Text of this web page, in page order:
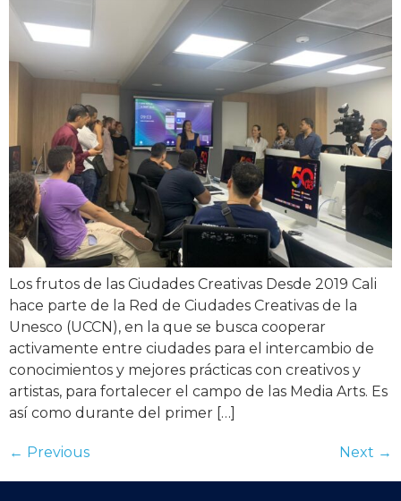
Los frutos de las Ciudades Creativas Desde 2019 Cali
hace parte de la Red de Ciudades Creativas de la
Unesco (UCCN), en la que se busca cooperar
activamente entre ciudades para el intercambio de
conocimientos y mejores prácticas con creativos y
artistas, para fortalecer el campo de las Media Arts. Es
así como durante del primer […]
← Previous Next →